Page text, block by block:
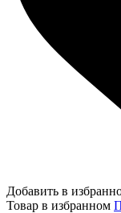
Добавить в
Товар в избранном